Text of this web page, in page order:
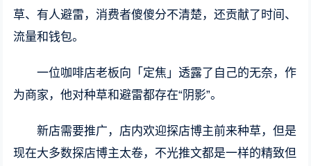
草、有人避雷，消费者傻傻分不清楚，还贡献了时间、
流量和钱包。
一位咖啡店老板向「定焦」透露了自己的无奈，作
为商家，他对种草和避雷都存在“阴影”。
新店需要推广，店内欢迎探店博主前来种草，但是
现在大多数探店博主太卷，不光推文都是一样的精致但